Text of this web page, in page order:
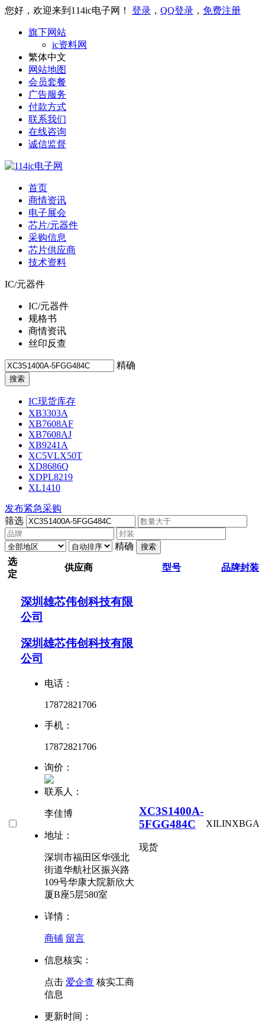
您好，欢迎来到114ic电子网！ 登录 ， QQ登录 ， 免费注册
旗下网站
ic资料网
繁体中文
网站地图
会员套餐
广告服务
付款方式
联系我们
在线咨询
诚信监督
首页
商情资讯
电子展会
芯片/元器件
采购信息
芯片供应商
技术资料
IC/元器件
IC/元器件
规格书
商情资讯
丝印反查
精确
IC现货库存
XB3303A
XB7608AF
XB7608AJ
XB9241A
XC5VLX50T
XD8686Q
XDPL8219
XL1410
发布紧急采购
筛选
精确 搜索
选
定
供应商 型号 品牌封装
深圳雄芯伟创科技有限
公司
深圳雄芯伟创科技有限
公司
电话：
17872821706
手机：
17872821706
询价：
联系人：
李佳博
地址：
深圳市福田区华强北
街道华航社区振兴路
109号华康大院新欣大
厦B座5层580室
详情：
商铺 留言
信息核实：
点击 爱企查 核实工商
信息
更新时间：
XC3S1400A-
5FGG484C
现货
XILINXBGA